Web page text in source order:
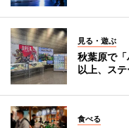
見る・遊ぶ
秋葉原で
以上、ス
食べる